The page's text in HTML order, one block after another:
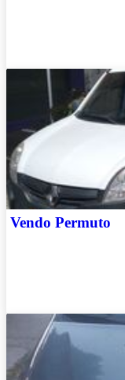
Vendo Permuto